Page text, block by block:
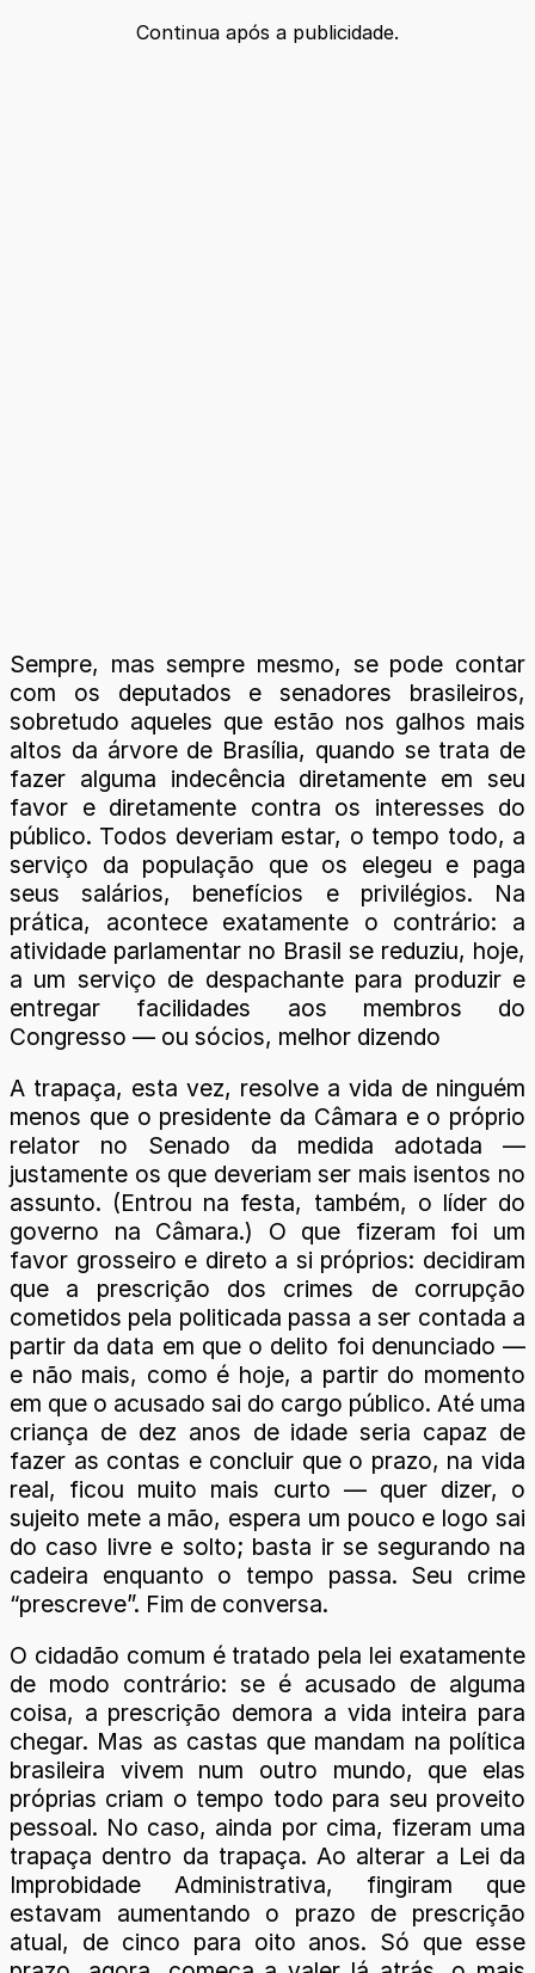
Continua após a publicidade.
Sempre, mas sempre mesmo, se pode contar
com os deputados e senadores brasileiros,
sobretudo aqueles que estão nos galhos mais
altos da árvore de Brasília, quando se trata de
fazer alguma indecência diretamente em seu
favor e diretamente contra os interesses do
público. Todos deveriam estar, o tempo todo, a
serviço da população que os elegeu e paga
seus salários, benefícios e privilégios. Na
prática, acontece exatamente o contrário: a
atividade parlamentar no Brasil se reduziu, hoje,
a um serviço de despachante para produzir e
entregar facilidades aos membros do
Congresso — ou sócios, melhor dizendo
A trapaça, esta vez, resolve a vida de ninguém
menos que o presidente da Câmara e o próprio
relator no Senado da medida adotada —
justamente os que deveriam ser mais isentos no
assunto. (Entrou na festa, também, o líder do
governo na Câmara.) O que fizeram foi um
favor grosseiro e direto a si próprios: decidiram
que a prescrição dos crimes de corrupção
cometidos pela politicada passa a ser contada a
partir da data em que o delito foi denunciado —
e não mais, como é hoje, a partir do momento
em que o acusado sai do cargo público. Até uma
criança de dez anos de idade seria capaz de
fazer as contas e concluir que o prazo, na vida
real, ficou muito mais curto — quer dizer, o
sujeito mete a mão, espera um pouco e logo sai
do caso livre e solto; basta ir se segurando na
cadeira enquanto o tempo passa. Seu crime
“prescreve”. Fim de conversa.
O cidadão comum é tratado pela lei exatamente
de modo contrário: se é acusado de alguma
coisa, a prescrição demora a vida inteira para
chegar. Mas as castas que mandam na política
brasileira vivem num outro mundo, que elas
próprias criam o tempo todo para seu proveito
pessoal. No caso, ainda por cima, fizeram uma
trapaça dentro da trapaça. Ao alterar a Lei da
Improbidade Administrativa, fingiram que
estavam aumentando o prazo de prescrição
atual, de cinco para oito anos. Só que esse